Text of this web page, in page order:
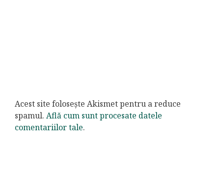
Acest site folosește Akismet pentru a reduce
spamul. Află cum sunt procesate datele
comentariilor tale.